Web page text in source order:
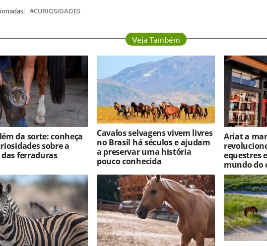
CURIOSIDADES
Veja Também
da sorte: conheça
sobre a
ferraduras
Cavalos selvagens vivem livres
no Brasil há séculos e ajudam
a preservar uma história
pouco conhecida
Ariat a
equestres
mundo do